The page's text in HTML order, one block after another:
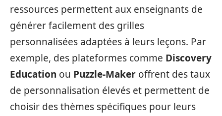
ressources permettent aux enseignants de
générer facilement des grilles
personnalisées adaptées à leurs leçons. Par
exemple, des plateformes comme Discovery
Education ou Puzzle-Maker offrent des taux
de personnalisation élevés et permettent de
choisir des thèmes spécifiques pour leurs